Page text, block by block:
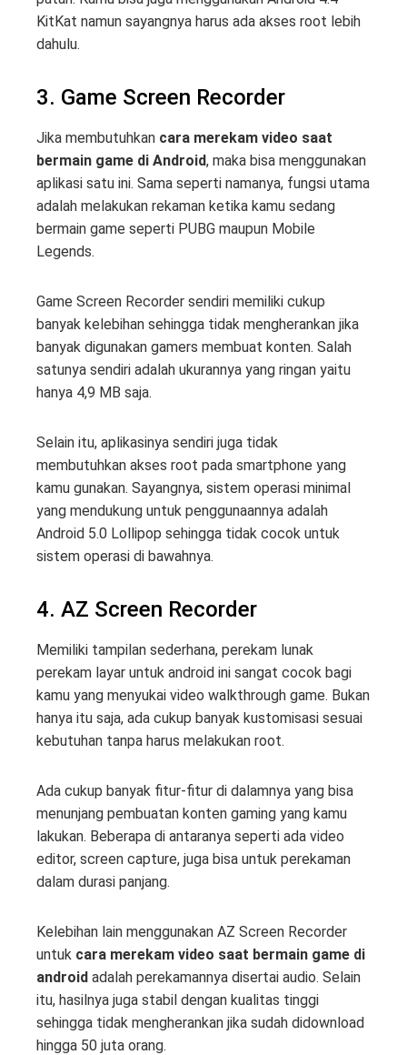
KitKat namun sayangnya harus ada akses root lebih
dahulu.
3. Game Screen Recorder
Jika membutuhkan cara merekam video saat
bermain game di Android, maka bisa menggunakan
aplikasi satu ini. Sama seperti namanya, fungsi utama
adalah melakukan rekaman ketika kamu sedang
bermain game seperti PUBG maupun Mobile
Legends.
Game Screen Recorder sendiri memiliki cukup
banyak kelebihan sehingga tidak mengherankan jika
banyak digunakan gamers membuat konten. Salah
satunya sendiri adalah ukurannya yang ringan yaitu
hanya 4,9 MB saja.
Selain itu, aplikasinya sendiri juga tidak
membutuhkan akses root pada smartphone yang
kamu gunakan. Sayangnya, sistem operasi minimal
yang mendukung untuk penggunaannya adalah
Android 5.0 Lollipop sehingga tidak cocok untuk
sistem operasi di bawahnya.
4. AZ Screen Recorder
Memiliki tampilan sederhana, perekam lunak
perekam layar untuk android ini sangat cocok bagi
kamu yang menyukai video walkthrough game. Bukan
hanya itu saja, ada cukup banyak kustomisasi sesuai
kebutuhan tanpa harus melakukan root.
Ada cukup banyak fitur-fitur di dalamnya yang bisa
menunjang pembuatan konten gaming yang kamu
lakukan. Beberapa di antaranya seperti ada video
editor, screen capture, juga bisa untuk perekaman
dalam durasi panjang.
Kelebihan lain menggunakan AZ Screen Recorder
untuk cara merekam video saat bermain game di
android adalah perekamannya disertai audio. Selain
itu, hasilnya juga stabil dengan kualitas tinggi
sehingga tidak mengherankan jika sudah didownload
hingga 50 juta orang.